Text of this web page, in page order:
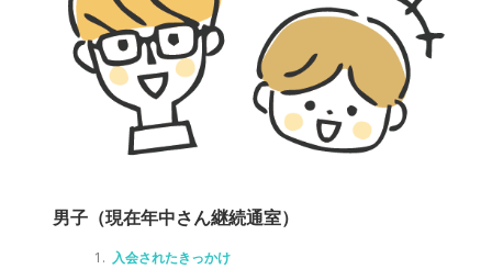
男子（現在年中さん継続通室）
入会されたきっかけ